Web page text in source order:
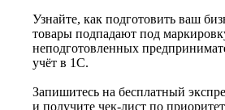
Узнайте, как подготовить ваш
товары подпадают под
неподготовленных
учёт в 1С.
Запишитесь на бесплатный
и получите чек-лист по